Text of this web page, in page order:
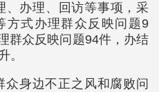
、办理、回访等事项，采
方式办理群众反映问题9
群众反映问题94件，办结
。
众身边不正之风和腐败问